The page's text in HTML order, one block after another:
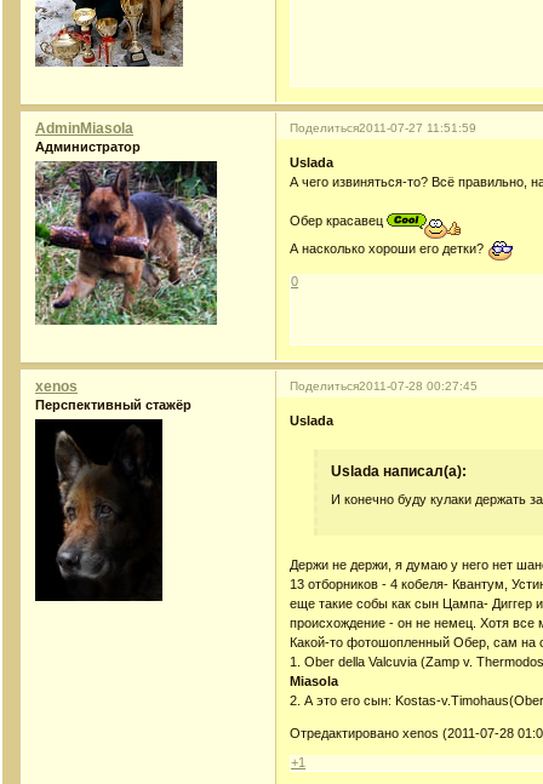
Поделиться2011-07-27 11:51:59
AdminMiasola
Администратор
Uslada
А чего извиняться-то? Всё правильно,
Обер красавец
А насколько хороши его детки?
0
Поделиться2011-07-28 00:27:45
xenos
Перспективный стажёр
Uslada
Uslada написал(а):
И конечно буду кулаки держать
Держи не держи, я думаю у него нет
13 отборников - 4 кобеля- Квантум,
еще такие собы как сын Цампа- Диггер
происхождение - он не немец. Хотя все
Какой-то фотошопленный Обер, сам
1. Ober della Valcuvia (Zamp v.
Miasola
2. А это его сын: Kostas-
Отредактировано xenos (2011-07-28
+1